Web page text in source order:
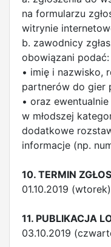
na formularzu
witrynie
b. zawodnicy
obowiązani podać:
• imię i nazwisko,
partnerów do gier
• oraz
w młodszej
dodatkowe
informacje (np.
10. TERMIN
01.10.2019
11. PUBLIKACJA
03.10.2019